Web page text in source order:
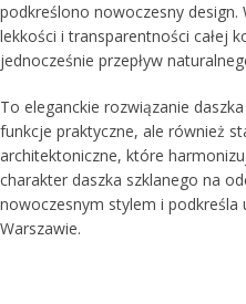
podkreślono nowoczesny design.
lekkości i transparentności całej
jednocześnie przepływ
To eleganckie rozwiązanie
funkcje praktyczne, ale również
architektoniczne, które
charakter daszka szklanego na
nowoczesnym stylem i podkreśla
Warszawie.